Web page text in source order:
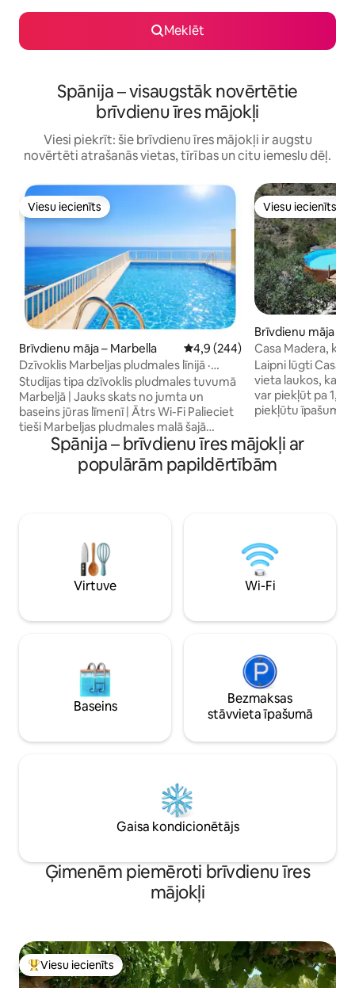
Meklēt
Spānija – visaugstāk novērtētie
brīvdienu īres mājokļi
Viesi piekrīt: šie brīvdienu īres mājokļi ir augstu
novērtēti atrašanās vietas, tīrības un citu iemeslu dēļ.
Viesu iecienīts
Viesu iecienīts
Brīvdienu māja – Marbella Vidējais vērtējums: 4,9 no 5,
4,9 (244)
Dzīvoklis Marbeljas pludmales līnijā ·
Baseins uz jumta · Skats uz jūru
Studijas tipa dzīvoklis pludmales tuvumā
Marbeljā | Jauks skats no jumta un
baseins jūras līmenī | Ātrs Wi-Fi Palieciet
tieši Marbeljas pludmales malā šajā
stilīgajā 40 m² lielajā studijā ar sānu skatu
uz jūru, King izmēra gultu + dīvāngultu,
gaisa kondicionieri, griestu ventilatoru,
aprīkota virtuve, pludmales ērtības, SUP
dēlis pieejams. Pastaiga līdz pludmalei un
vecpilsētai, veikaliem un restorāniem –
nav nepieciešama automašīna
Viesu iecienīts
Viesu iecienīts
Brīvdienu māja –
Casa Madera,
Malaga
Laipni lūgti Casa
vieta laukos, kas
var piekļūt pa 1,5
piekļūtu
Ideāli piemērots
baudīt kalnu
nepieciešamais,
lielveikali,
attālumā no
pludmalēm
Spānija – brīvdienu īres mājokļi ar
populārām papildērtībām
Virtuve Wi-Fi
Baseins
Bezmaksas
stāvvieta īpašumā
Gaisa kondicionētājs
Ģimenēm piemēroti brīvdienu īres
mājokļi
Populārs viesu iecienīts mājoklis
Viesu iecienīts